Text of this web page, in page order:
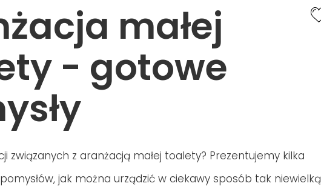
małej
- gotowe
związanych z aranżacją małej toalety? Prezentujemy kilka
jak można urządzić w ciekawy sposób tak niewielką